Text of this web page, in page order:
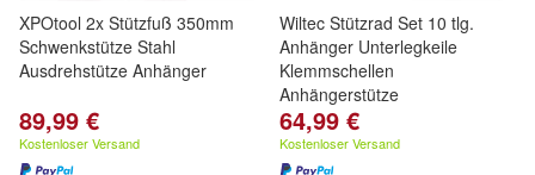
XPOtool 2x Stützfuß 350mm
Schwenkstütze Stahl
Ausdrehstütze Anhänger
89,99 €
Kostenloser Versand
Wiltec Stützrad Set 10 tlg.
Anhänger Unterlegkeile
Klemmschellen
Anhängerstütze
64,99 €
Kostenloser Versand